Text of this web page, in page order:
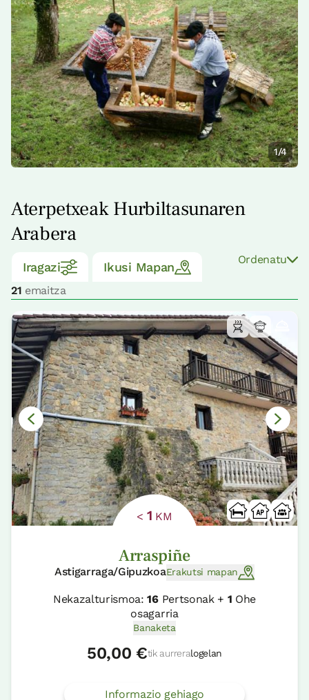
1/4
Aterpetxeak Hurbiltasunaren
Arabera
Iragazi Ikusi Mapan
21 emaitza
Ordenatu
< 1 KM
Arraspiñe
Astigarraga/GipuzkoaErakutsi mapan
Nekazalturismoa:16Pertsonak + 1 Ohe
osagarria
Banaketa
50,00 €tik aurreralogelan
Informazio gehiago